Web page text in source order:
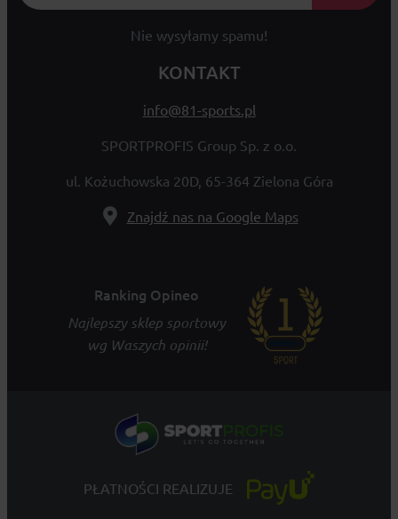
Nie wysyłamy spamu!
KONTAKT
info@81-sports.pl
SPORTPROFIS Group Sp. z o.o.
ul. Kożuchowska 20D, 65-364 Zielona Góra
Znajdź nas na Google Maps
Ranking Opineo
Najlepszy sklep sportowy
wg Waszych opinii!
PŁATNOŚCI REALIZUJE